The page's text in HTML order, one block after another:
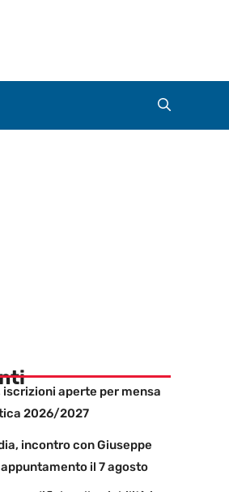
iscrizioni aperte per mensa
2026/2027
incontro con Giuseppe
il 7 agosto